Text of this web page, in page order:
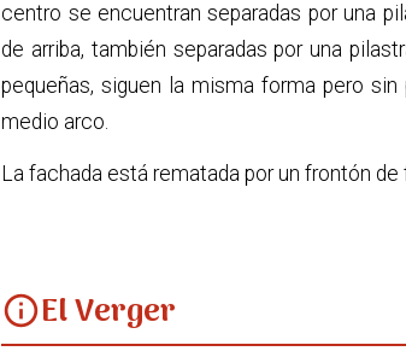
centro se encuentran separadas por una
de arriba, también separadas por una
pequeñas, siguen la misma forma pero
medio arco.
La fachada está rematada por un frontón
infoEl Verger